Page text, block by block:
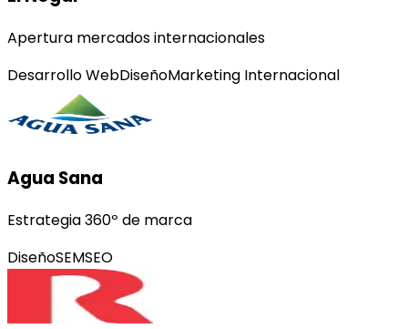
Apertura mercados internacionales
Desarrollo WebDiseñoMarketing Internacional
Agua Sana
Estrategia 360º de marca
DiseñoSEMSEO